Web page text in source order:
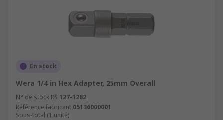
En stock
Wera 1/4 in Hex Adapter, 25mm Overall
N° de stock RS 127-1282
Référence fabricant 05136000001
Sous-total (1 unité)